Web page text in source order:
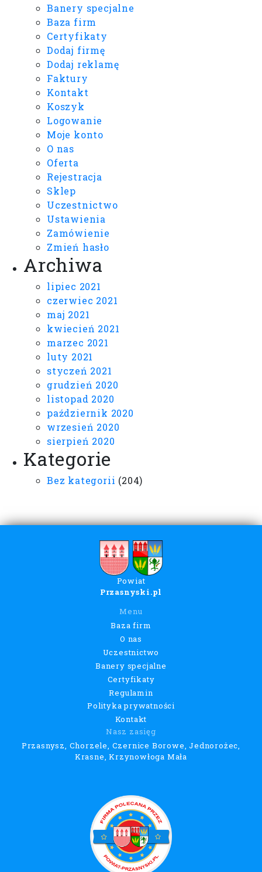
Banery specjalne
Baza firm
Certyfikaty
Dodaj firmę
Dodaj reklamę
Faktury
Kontakt
Koszyk
Logowanie
Moje konto
O nas
Oferta
Rejestracja
Sklep
Uczestnictwo
Ustawienia
Zamówienie
Zmień hasło
Archiwa
lipiec 2021
czerwiec 2021
maj 2021
kwiecień 2021
marzec 2021
luty 2021
styczeń 2021
grudzień 2020
listopad 2020
październik 2020
wrzesień 2020
sierpień 2020
Kategorie
Bez kategorii (204)
Powiat
Przasnyski.pl
Menu
Baza firm
O nas
Uczestnictwo
Banery specjalne
Certyfikaty
Regulamin
Polityka prywatności
Kontakt
Nasz zasięg
Przasnysz, Chorzele, Czernice Borowe, Jednorożec,
Krasne, Krzynowłoga Mała